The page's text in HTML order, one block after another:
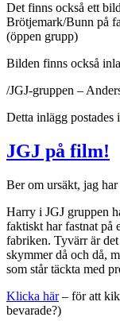
Det finns också ett
Brötjemark/Bunn på
(öppen grupp)
Bilden finns också
/JGJ-gruppen –
Detta inlägg postades i
JGJ på film!
Ber om ursäkt, jag
Harry i JGJ gruppen
faktiskt har fastnat på
fabriken. Tyvärr är
skymmer då och då,
som står täckta med
Klicka här– för att
bevarade?)